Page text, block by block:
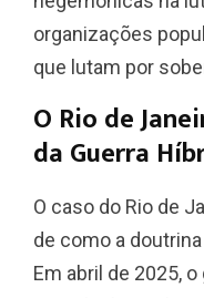
organizações
que lutam por
O Rio de
da Guerra
O caso do Rio de
de como a
Em abril de 2025,